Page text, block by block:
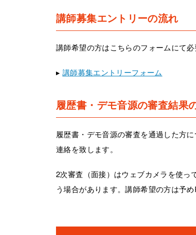
講師募集エントリーの流れ
講師希望の方はこちらのフォームにて
▸ 講師募集エントリーフォーム
履歴書・デモ音源の審査結果
履歴書・デモ音源の審査を通過した方
連絡を致します。
2次審査（面接）はウェブカメラを使っ
う場合があります。講師希望の方は予